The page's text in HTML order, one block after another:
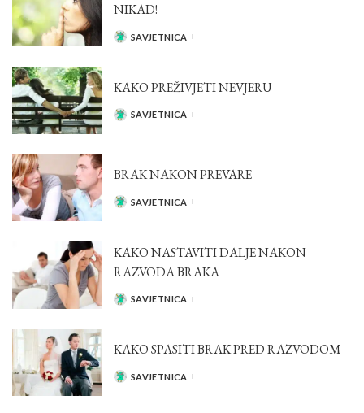
NIKAD!
POSTED
SAVJETNICA
KAKO PREŽIVJETI NEVJERU
POSTED
SAVJETNICA
BRAK NAKON PREVARE
POSTED
SAVJETNICA
KAKO NASTAVITI DALJE NAKON
RAZVODA BRAKA
POSTED
SAVJETNICA
KAKO SPASITI BRAK PRED RAZVODOM
POSTED
SAVJETNICA